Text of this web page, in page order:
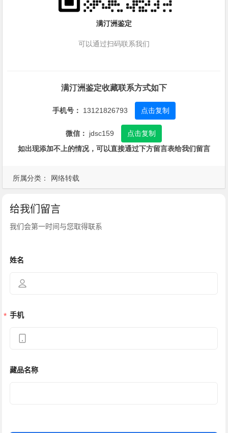
所属分类： 网络转载
满汀洲鉴定
可以通过扫码联系我们
满汀洲鉴定收藏联系方式如下
手机号： 13121826793 点击复制
微信： jdsc159
点击复制
如出现添加不上的情况，可以直接通过下方留言表给我们留言